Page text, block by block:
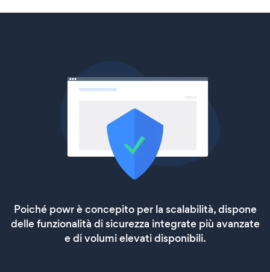
Poiché powr è concepito per la scalabilità, dispone
delle funzionalità di sicurezza integrate più avanzate
e di volumi elevati disponibili.